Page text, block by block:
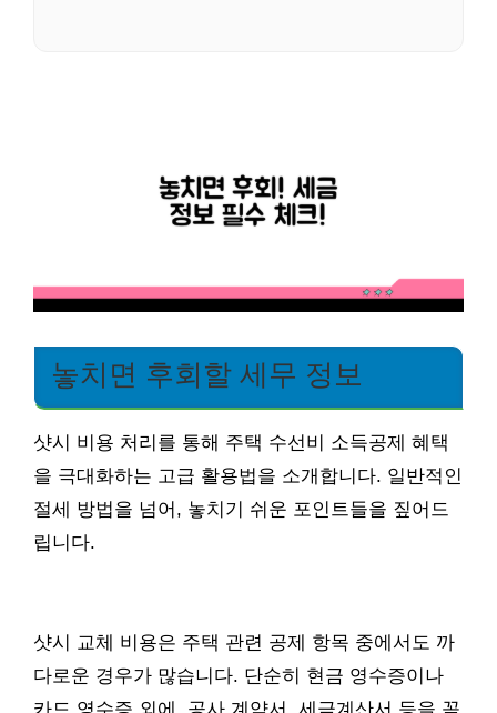
놓치면 후회할 세무 정보
샷시 비용 처리를 통해 주택 수선비 소득공제 혜택
을 극대화하는 고급 활용법을 소개합니다. 일반적인
절세 방법을 넘어, 놓치기 쉬운 포인트들을 짚어드
립니다.
샷시 교체 비용은 주택 관련 공제 항목 중에서도 까
다로운 경우가 많습니다. 단순히 현금 영수증이나